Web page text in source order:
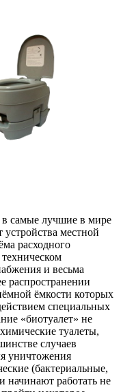
самые лучшие в мире
местной
расходного
и весьма
распространении
ёмкости которых
специальных
«биотуалет» не
туалеты,
случаев
уничтожения
(бактериальные,
начинают работать не